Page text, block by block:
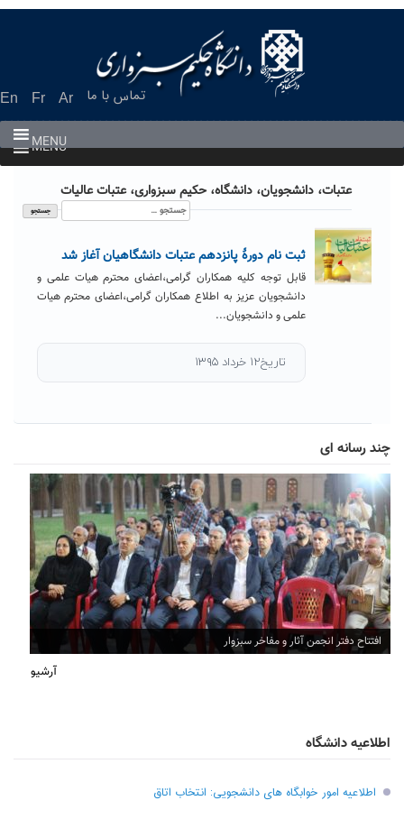
En Fr Ar تماس با ما
MENU
MENU
عتبات، دانشجویان، دانشگاه، حکیم سبزواری، عتبات عالیات
جستجو
برای:
ثبت نام دورۀ پانزدهم عتبات دانشگاهیان آغاز شد
قابل توجه کلیه همکاران گرامی،اعضای محترم هیات علمی و
دانشجویان عزیز به اطلاع همکاران گرامی،اعضای محترم هیات
علمی و دانشجویان...
تاریخ۱۲ خرداد ۱۳۹۵
چند رسانه ای
افتتاح دفتر انجمن آثار و مفاخر سبزوار
آرشیو
اطلاعیه دانشگاه
اطلاعیه امور خوابگاه های دانشجویی: انتخاب اتاق